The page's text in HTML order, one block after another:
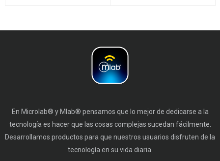
En Microlab® y Mlab® pensamos que lo mejor de dedicarse a la
tecnología es hacer que las cosas complejas sucedan fácilmente.
Desarrollamos productos para que nuestros usuarios disfruten de la
tecnología en su vida diaria.